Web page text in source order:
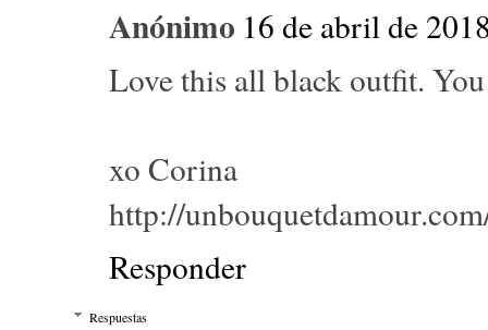
Anónimo 16 de abril de
Love this all black outfit.
xo Corina
http://
Responder
Respuestas